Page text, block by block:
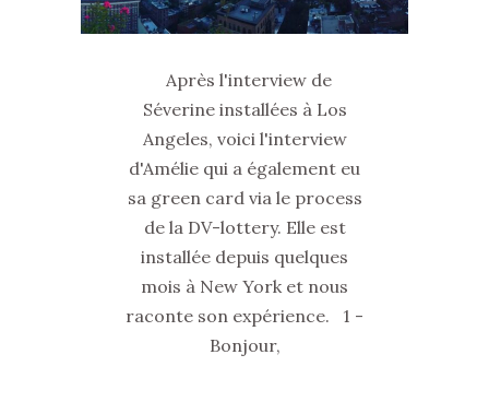
Après l'interview de
Séverine installées à Los
Angeles, voici l'interview
d'Amélie qui a également eu
sa green card via le process
de la DV-lottery. Elle est
installée depuis quelques
mois à New York et nous
raconte son expérience. 1 -
Bonjour,